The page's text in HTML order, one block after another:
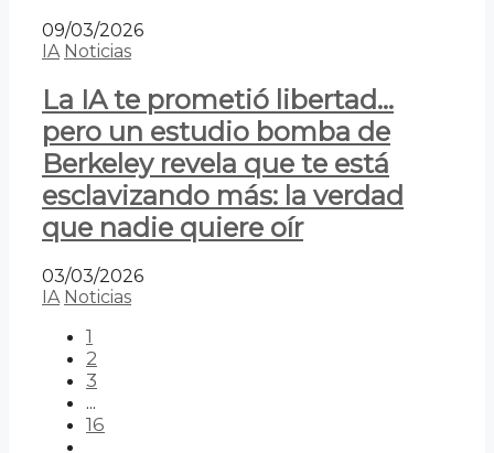
09/03/2026
IA Noticias
La IA te prometió libertad…
pero un estudio bomba de
Berkeley revela que te está
esclavizando más: la verdad
que nadie quiere oír
03/03/2026
IA Noticias
1
2
3
...
16